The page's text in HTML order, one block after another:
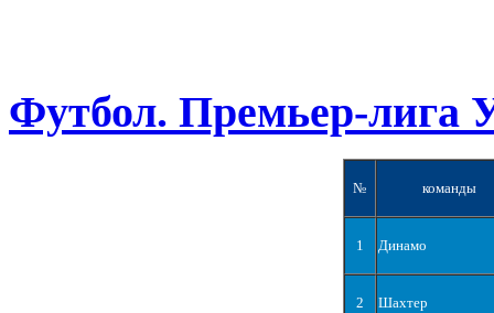
Футбол. Премьер-лига
№ команды
1 Динамо
2 Шахтер